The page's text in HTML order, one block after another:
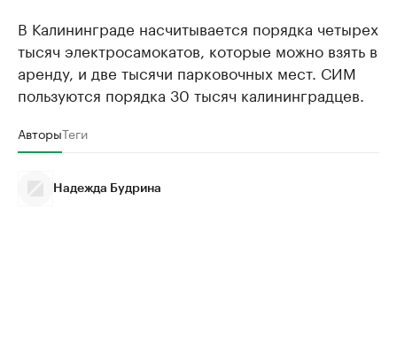
В Калининграде насчитывается порядка четырех
тысяч электросамокатов, которые можно взять в
аренду, и две тысячи парковочных мест. СИМ
пользуются порядка 30 тысяч калининградцев.
АвторыТеги
Надежда Будрина